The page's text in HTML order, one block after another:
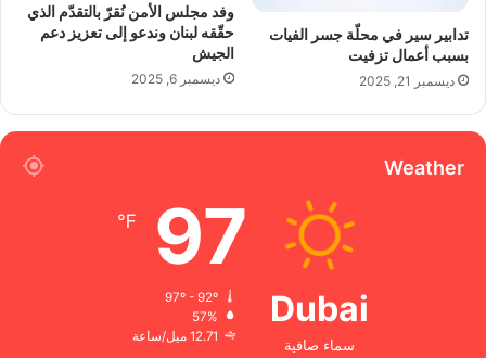
تدابير سير في محلّة جسر الفيات
بسبب أعمال تزفيت
ديسمبر 21, 2025
وفد مجلس الأمن نُقرّ بالتقدّم الذي
حقّقه لبنان وندعو إلى تعزيز دعم
الجيش
ديسمبر 6, 2025
Weather
Dubai
سماء صافية
97
℉
57%
12.71 ميل/ساعة